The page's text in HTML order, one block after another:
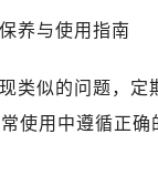
养与使用指南
类似的问题，
使用中遵循正